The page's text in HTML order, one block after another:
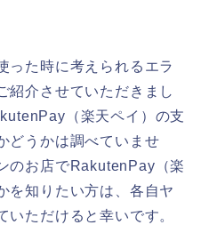
った時に考えられるエラ
紹介させていただきまし
（楽天ペイ）の支
どうかは調べていませ
のお店でRakutenPay（楽
を知りたい方は、各自ヤ
いただけると幸いです。